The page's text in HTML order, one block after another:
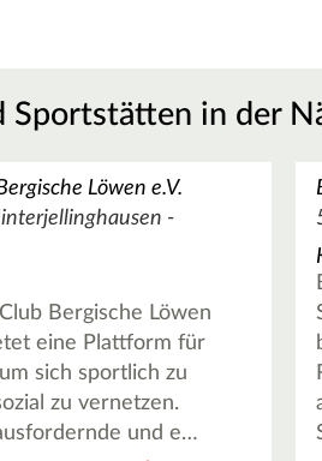
Sportstätten in der
Löwen e.V.
-
Bergische Löwen
eine Plattform für
sich sportlich zu
zu vernetzen.
und e…